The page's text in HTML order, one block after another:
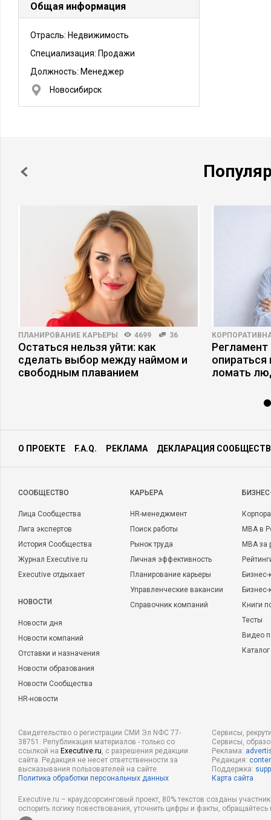
Общая информация
Отрасль: Недвижимость
Специализация: Продажи
Должность: Менеджер
Новосибирск
ПЛАНИРОВАНИЕ КАРЬЕРЫ 4699 36
Остаться нельзя уйти: как
сделать выбор между наймом и
свободным плаванием
Регламент
опираться
ломать
О ПРОЕКТЕ F.A.Q. РЕКЛАМА ДЕКЛАРАЦИЯ
CООБЩЕСТВО
Лица Сообщества
Лига экспертов
История Сообщества
Журнал Executive.ru
Executive отдыхает
НОВОСТИ
Новости дня
Новости компаний
Отставки и назначения
Новости образования
Новости Сообщества
HR-новости
КАРЬЕРА
HR-менеджмент
Поиск работы
Рынок труда
Личная эффективность
Планирование карьеры
Управленческие вакансии
Справочник компаний
MBA в
MBA
Бизнес-
Книги
Тесты
Видео
Свидетельство о регистрации СМИ Эл NФС 77-
38751. Републикация материалов - только со
ссылкой на Executive.ru, с разрешения редакции
сайта. Редакция не несет ответственности за
высказывания пользователей на сайте.
Политика обработки персональных данных
Сервисы,
Сервисы,
Реклама:
Редакция:
Поддержка:
Карта сайта
Executive.ru – краудсорсинговый проект, 80% текстов созданы
оспорить логику повествования, уточнить цифры и факты,